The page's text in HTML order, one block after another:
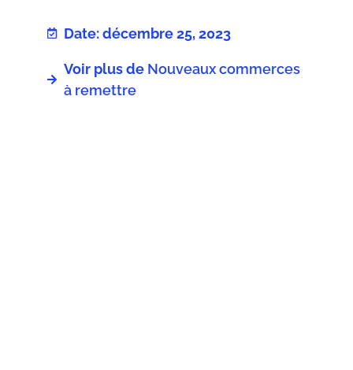
Date: décembre 25, 2023
Voir plus de Nouveaux commerces
à remettre